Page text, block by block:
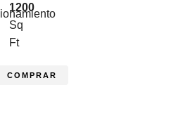
Sq
Ft
1200
COMPRAR